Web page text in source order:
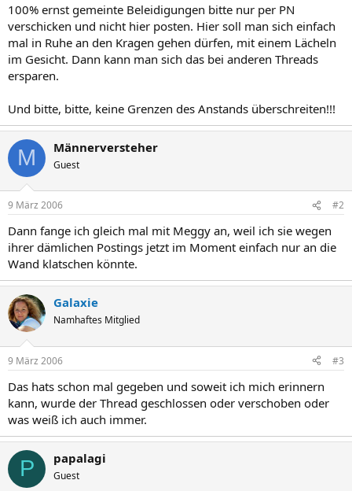
100% ernst gemeinte Beleidigungen bitte nur per PN
verschicken und nicht hier posten. Hier soll man sich einfach
mal in Ruhe an den Kragen gehen dürfen, mit einem Lächeln
im Gesicht. Dann kann man sich das bei anderen Threads
ersparen.
Und bitte, bitte, keine Grenzen des Anstands überschreiten!!!
M Männerversteher
Guest
9 März 2006 #2
Dann fange ich gleich mal mit Meggy an, weil ich sie wegen
ihrer dämlichen Postings jetzt im Moment einfach nur an die
Wand klatschen könnte.
Galaxie
Namhaftes Mitglied
9 März 2006 #3
Das hats schon mal gegeben und soweit ich mich erinnern
kann, wurde der Thread geschlossen oder verschoben oder
was weiß ich auch immer.
P papalagi
Guest